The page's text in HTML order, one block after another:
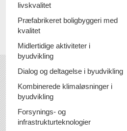
livskvalitet
Præfabrikeret boligbyggeri med
kvalitet
Midlertidige aktiviteter i
byudvikling
Dialog og deltagelse i byudvikling
Kombinerede klimaløsninger i
byudvikling
Forsynings- og
infrastrukturteknologier